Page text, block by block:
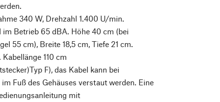
340 W, Drehzahl 1.400 U/min.
im Betrieb 65 dBA. Höhe 40 cm (bei
55 cm), Breite 18,5 cm, Tiefe 21 cm.
110 cm
F), das Kabel kann bei
Fuß des Gehäuses verstaut werden. Eine
mit